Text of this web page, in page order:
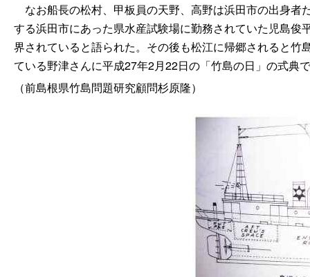
なお船長の松村、甲板員の天野、高野は浜田市の出身者
する浜田市にあった県水産試験場に勤務されていた児島
界されていると語られた。その後も松江に帰郷されると
ている野津さんに平成27年2月22日の「竹島の日」の式典
（前島根県竹島問題研究顧問杉原隆）